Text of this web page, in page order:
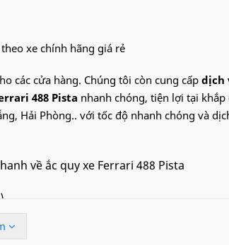
xe chính hãng giá rẻ
các cửa hàng. Chúng tôi còn cung cấp dịch
488 Pista nhanh chóng, tiện lợi tại khắp
Hải Phòng.. với tốc độ nhanh chóng và
về ắc quy xe Ferrari 488 Pista